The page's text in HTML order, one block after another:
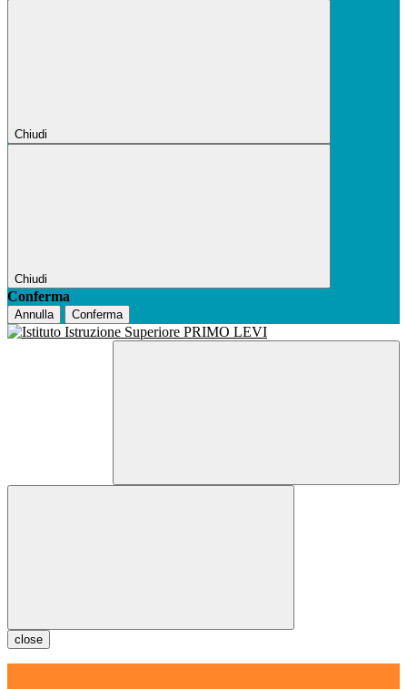
Chiudi
Chiudi
Conferma
Annulla Conferma
close